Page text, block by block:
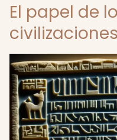
El papel de